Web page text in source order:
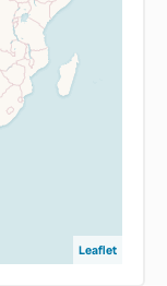
Leaflet